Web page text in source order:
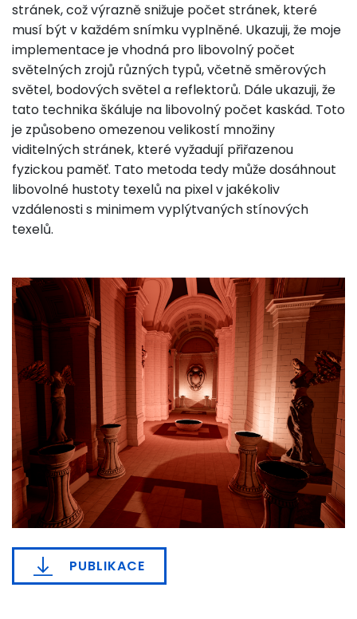
stránek, což výrazně snižuje počet stránek, které
musí být v každém snímku vyplněné. Ukazuji, že moje
implementace je vhodná pro libovolný počet
světelných zrojů různých typů, včetně směrových
světel, bodových světel a reflektorů. Dále ukazuji, že
tato technika škáluje na libovolný počet kaskád. Toto
je způsobeno omezenou velikostí množiny
viditelných stránek, které vyžadují přiřazenou
fyzickou paměť. Tato metoda tedy může dosáhnout
libovolné hustoty texelů na pixel v jakékoliv
vzdálenosti s minimem vyplýtvaných stínových
texelů.
PUBLIKACE